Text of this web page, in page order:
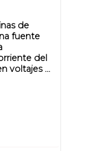
de
fuente
del
voltajes ...